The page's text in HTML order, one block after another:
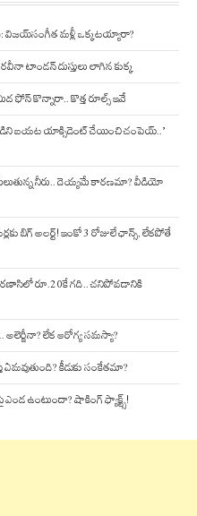
విజయ్-సంగీత మళ్లీ ఒక్కటయ్యారా?
టాండన్ దుస్తులు లాగిన కుక్క
ఫోన్ కొన్నారా.. కొత్త రూల్స్ ఇవే
బయట యాక్సిడెంట్ చేయించి చంపెయ్..’
నీరు.. దెయ్యమే కారణమా? వీడియో
బిగ్ అలర్ట్! ఇంకో 3 రోజులే ఛాన్స్, లేకపోతే
రూ.20కే గది.. చనిపోవడానికి
అలెర్జీనా? లేక ఆరోగ్య సమస్యా?
ఏమవుతుంది? కీడుకు సంకేతమా?
ఎండ ఉంటుందా? షాకింగ్ ఫ్యాక్ట్స్!